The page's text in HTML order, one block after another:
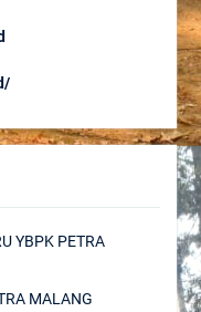
YBPK PETRA
MALANG